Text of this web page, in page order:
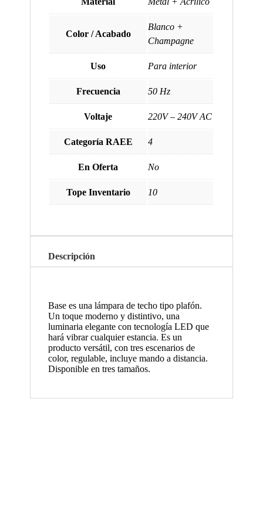
Color / Acabado
Blanco +
Champagne
Uso Para interior
Frecuencia 50 Hz
Voltaje 220V – 240V AC
Categoría RAEE 4
En Oferta No
Tope Inventario 10
Descripción
Base es una lámpara de techo tipo plafón.
Un toque moderno y distintivo, una
luminaria elegante con tecnología LED que
hará vibrar cualquier estancia. Es un
producto versátil, con tres escenarios de
color, regulable, incluye mando a distancia.
Disponible en tres tamaños.